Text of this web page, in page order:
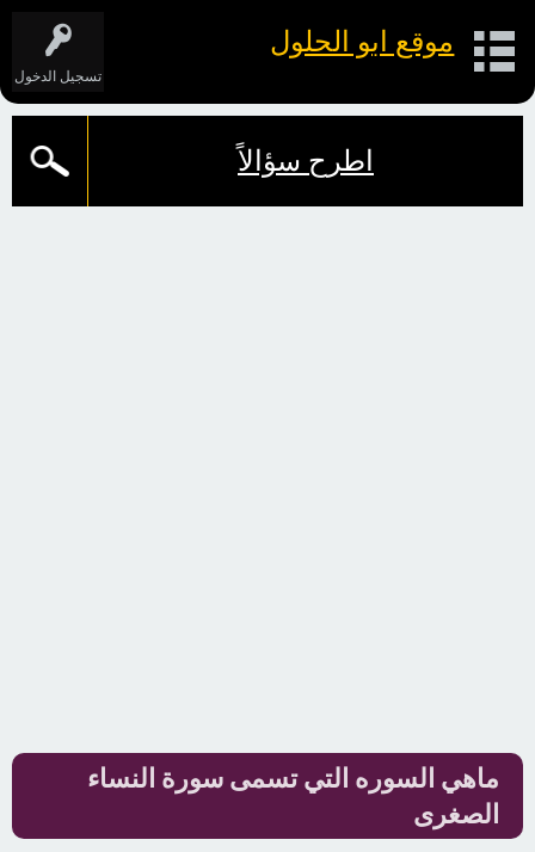
تسجيل الدخول
موقع ابو الحلول
اطرح سؤالاً
ماهي السوره التي تسمى سورة النساء
الصغرى